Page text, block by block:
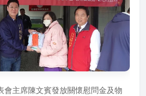
主席陳文賓發放關懷慰問金及物